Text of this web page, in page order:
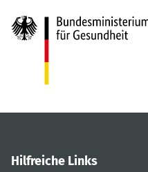
Hilfreiche Links